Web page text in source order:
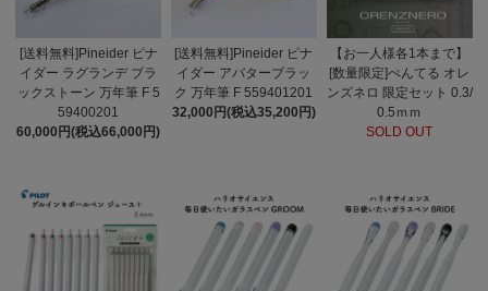
[送料無料]Pineider ピナ
イダー ラグランデ ブラ
ックストーン 万年筆 F 5
59400201
60,000円(税込66,000円)
[送料無料]Pineider ピナ
イダー アバターブラッ
ク 万年筆 F 559401201
32,000円(税込35,200円)
【お一人様各1本まで】
[数量限定]ぺんてる オレ
ンズネロ 限定セット 0.3/
0.5ｍｍ
SOLD OUT